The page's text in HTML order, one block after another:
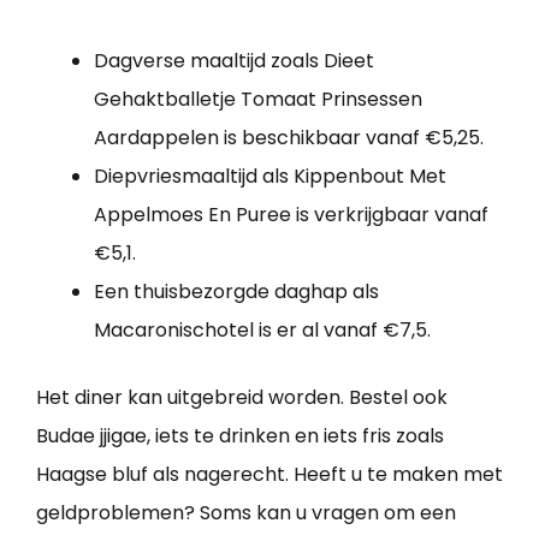
Dagverse maaltijd zoals Dieet
Gehaktballetje Tomaat Prinsessen
Aardappelen is beschikbaar vanaf €5,25.
Diepvriesmaaltijd als Kippenbout Met
Appelmoes En Puree is verkrijgbaar vanaf
€5,1.
Een thuisbezorgde daghap als
Macaronischotel is er al vanaf €7,5.
Het diner kan uitgebreid worden. Bestel ook
Budae jjigae, iets te drinken en iets fris zoals
Haagse bluf als nagerecht. Heeft u te maken met
geldproblemen? Soms kan u vragen om een